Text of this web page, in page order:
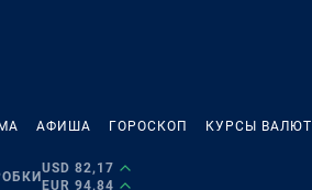
АФИША ГОРОСКОП КУРСЫ ВАЛЮТ
USD 82,17
EUR 94,84